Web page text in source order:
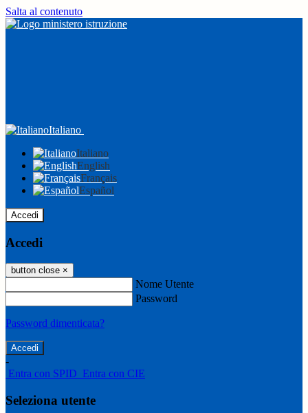
Salta al contenuto
Italiano
Italiano
English
Français
Español
Accedi
Accedi
button close ×
Nome Utente
Password
Password dimenticata?
-
Entra con SPID Entra con CIE
Seleziona utente